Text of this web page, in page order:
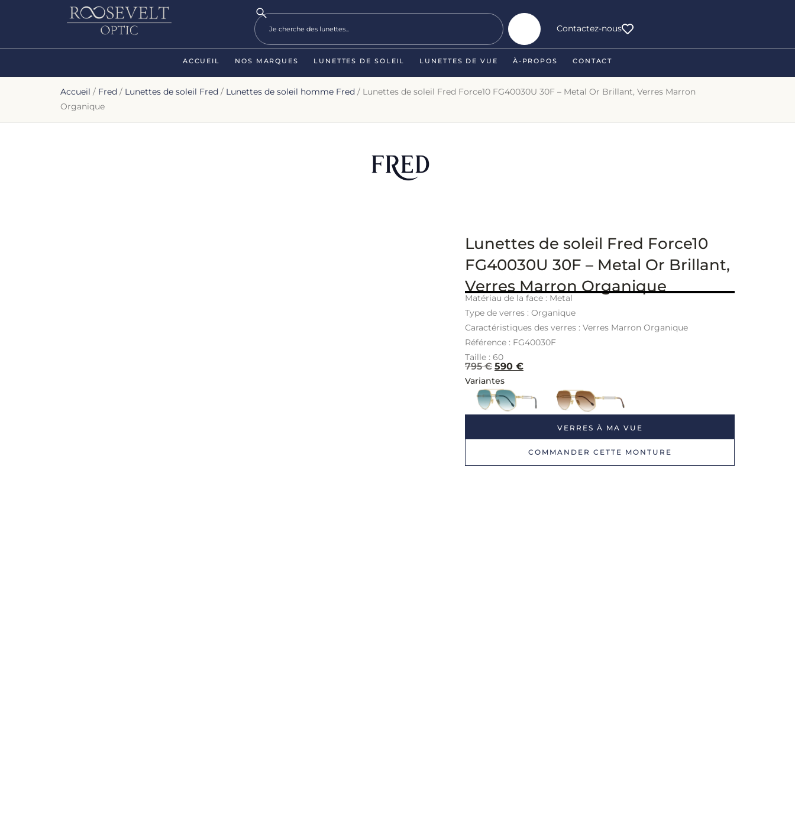
Contactez-nous
ACCUEIL NOS MARQUES LUNETTES DE SOLEIL LUNETTES DE VUE À-PROPOS CONTACT
Accueil / Fred / Lunettes de soleil Fred / Lunettes de soleil homme Fred / Lunettes de soleil Fred Force10 FG40030U 30F – Metal Or Brillant, Verres Marron
Organique
Lunettes de soleil Fred Force10
FG40030U 30F – Metal Or Brillant,
Verres Marron Organique
Matériau de la face : Metal
Type de verres : Organique
Caractéristiques des verres : Verres Marron Organique
Référence : FG40030F
Taille : 60
795€ 590 €
Variantes
VERRES À MA VUE
COMMANDER CETTE MONTURE